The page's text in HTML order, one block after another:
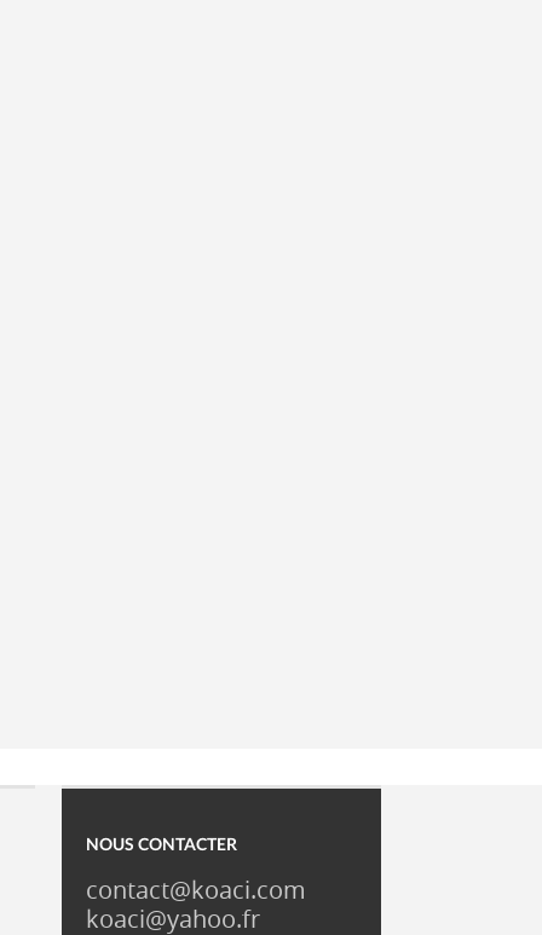
NOUS CONTACTER
contact@koaci.com
koaci@yahoo.fr